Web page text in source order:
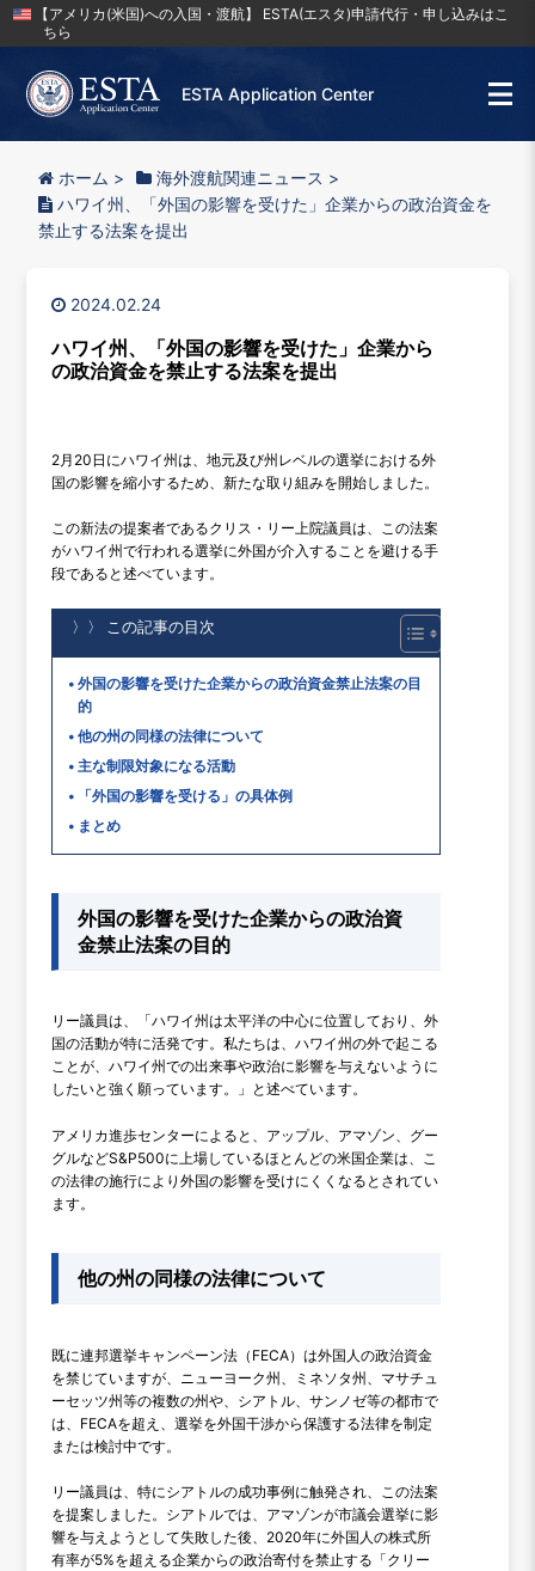
【アメリカ(米国)への入国・渡航】 ESTA(エスタ)申請代行・申し込みはこ
ちら
ESTA Application Center
ホーム > 海外渡航関連ニュース >
ハワイ州、「外国の影響を受けた」企業からの政治資金を
禁止する法案を提出
2024.02.24
ハワイ州、「外国の影響を受けた」企業から
の政治資金を禁止する法案を提出
2月20日にハワイ州は、地元及び州レベルの選挙における外
国の影響を縮小するため、新たな取り組みを開始しました。
この新法の提案者であるクリス・リー上院議員は、この法案
がハワイ州で行われる選挙に外国が介入することを避ける手
段であると述べています。
〉〉 この記事の目次
外国の影響を受けた企業からの政治資金禁止法案の目
的
他の州の同様の法律について
主な制限対象になる活動
「外国の影響を受ける」の具体例
まとめ
外国の影響を受けた企業からの政治資
金禁止法案の目的
リー議員は、「ハワイ州は太平洋の中心に位置しており、外
国の活動が特に活発です。私たちは、ハワイ州の外で起こる
ことが、ハワイ州での出来事や政治に影響を与えないように
したいと強く願っています。」と述べています。
アメリカ進歩センターによると、アップル、アマゾン、グー
グルなどS&P500に上場しているほとんどの米国企業は、こ
の法律の施行により外国の影響を受けにくくなるとされてい
ます。
他の州の同様の法律について
既に連邦選挙キャンペーン法（FECA）は外国人の政治資金
を禁じていますが、ニューヨーク州、ミネソタ州、マサチュ
ーセッツ州等の複数の州や、シアトル、サンノゼ等の都市で
は、FECAを超え、選挙を外国干渉から保護する法律を制定
または検討中です。
リー議員は、特にシアトルの成功事例に触発され、この法案
を提案しました。シアトルでは、アマゾンが市議会選挙に影
響を与えようとして失敗した後、2020年に外国人の株式所
有率が5%を超える企業からの政治寄付を禁止する「クリー